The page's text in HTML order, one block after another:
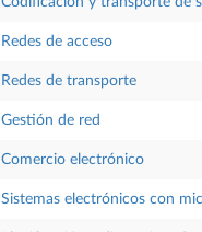
Redes de acceso
Redes de transporte
Gestión de red
Comercio electrónico
Sistemas electrónicos con